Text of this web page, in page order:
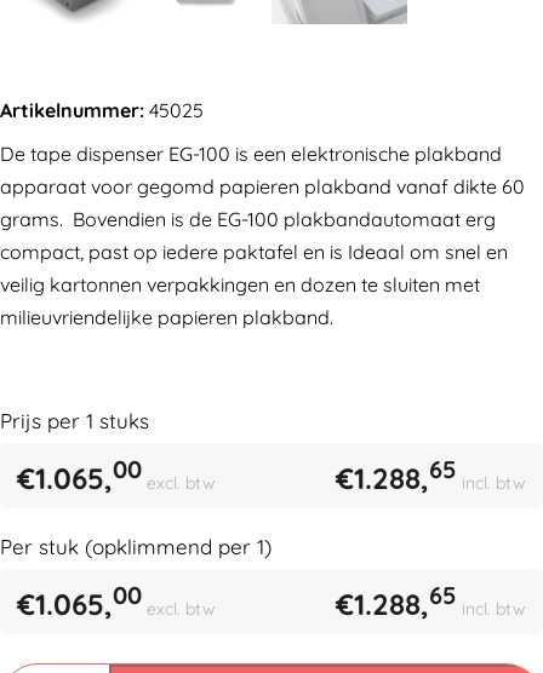
Artikelnummer: 45025
De tape dispenser EG-100 is een elektronische plakband
apparaat voor gegomd papieren plakband vanaf dikte 60
grams. Bovendien is de EG-100 plakbandautomaat erg
compact, past op iedere paktafel en is Ideaal om snel en
veilig kartonnen verpakkingen en dozen te sluiten met
milieuvriendelijke papieren plakband.
Prijs per 1 stuks
€1.065,00 excl. btw €1.288,65 incl. btw
Per stuk (opklimmend per 1)
€1.065,00 excl. btw €1.288,65 incl. btw